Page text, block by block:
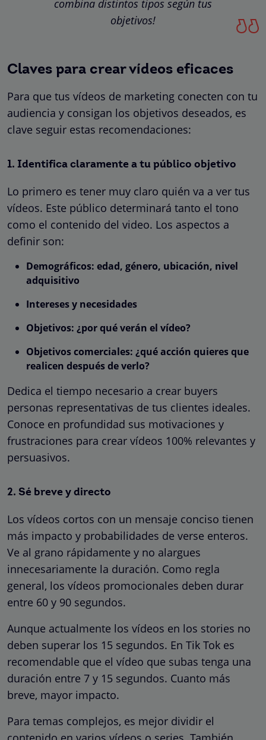
combina distintos tipos según tus
objetivos!
Claves para crear vídeos eficaces
Para que tus vídeos de marketing conecten con tu
audiencia y consigan los objetivos deseados, es
clave seguir estas recomendaciones:
1. Identifica claramente a tu público objetivo
Lo primero es tener muy claro quién va a ver tus
vídeos. Este público determinará tanto el tono
como el contenido del video. Los aspectos a
definir son:
Demográficos: edad, género, ubicación, nivel
adquisitivo
Intereses y necesidades
Objetivos: ¿por qué verán el vídeo?
Objetivos comerciales: ¿qué acción quieres que
realicen después de verlo?
Dedica el tiempo necesario a crear buyers
personas representativas de tus clientes ideales.
Conoce en profundidad sus motivaciones y
frustraciones para crear vídeos 100% relevantes y
persuasivos.
2. Sé breve y directo
Los vídeos cortos con un mensaje conciso tienen
más impacto y probabilidades de verse enteros.
Ve al grano rápidamente y no alargues
innecesariamente la duración. Como regla
general, los vídeos promocionales deben durar
entre 60 y 90 segundos.
Aunque actualmente los vídeos en los stories no
deben superar los 15 segundos. En Tik Tok es
recomendable que el vídeo que subas tenga una
duración entre 7 y 15 segundos. Cuanto más
breve, mayor impacto.
Para temas complejos, es mejor dividir el